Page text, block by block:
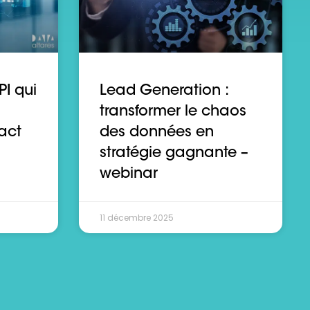
qui
Lead Generation :
transformer le chaos
des données en
stratégie gagnante –
webinar
11 décembre 2025